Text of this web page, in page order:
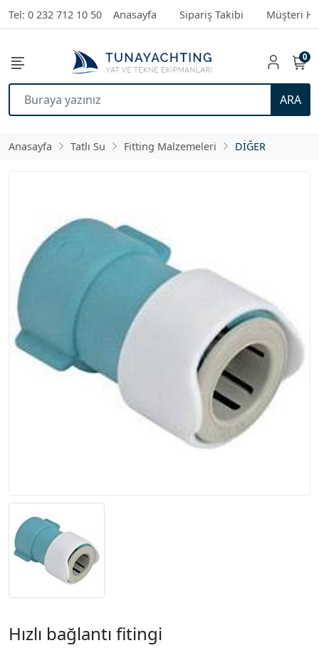
Tel: 0 232 712 10 50 Anasayfa Sipariş Takibi Müşteri
ARA
0
Anasayfa Tatlı Su Fitting Malzemeleri DİĞER
Hızlı bağlantı fitingi